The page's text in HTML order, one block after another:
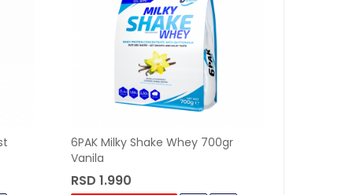
6PAK Milky Shake Whey 700gr
Vanila
RSD 1.990